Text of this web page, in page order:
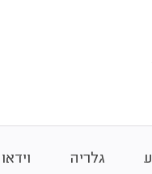
גלריה